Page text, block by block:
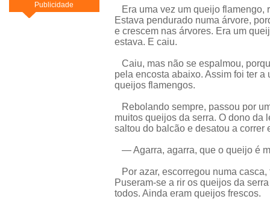
Publicidade
Era uma vez um queijo flamengo,
Estava pendurado numa árvore,
e crescem nas árvores. Era um
estava. E caiu.
Caiu, mas não se espalmou,
pela encosta abaixo. Assim foi ter
queijos flamengos.
Rebolando sempre, passou por
muitos queijos da serra. O dono da
saltou do balcão e desatou a correr
— Agarra, agarra, que o queijo é
Por azar, escorregou numa
Puseram-se a rir os queijos da
todos. Ainda eram queijos frescos.